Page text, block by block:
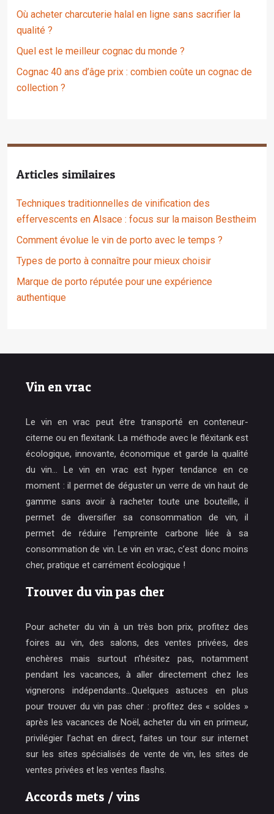
Où acheter charcuterie halal en ligne sans sacrifier la
qualité ?
Quel est le meilleur cognac du monde ?
Cognac 40 ans d’âge prix : combien coûte un cognac de
collection ?
Articles similaires
Techniques traditionnelles de vinification des
effervescents en Alsace : focus sur la maison Bestheim
Comment évolue le vin de porto avec le temps ?
Types de porto à connaître pour mieux choisir
Marque de porto réputée pour une expérience
authentique
Vin en vrac
Le vin en vrac peut être transporté en conteneur-
citerne ou en flexitank. La méthode avec le fléxitank est
écologique, innovante, économique et garde la qualité
du vin… Le vin en vrac est hyper tendance en ce
moment : il permet de déguster un verre de vin haut de
gamme sans avoir à racheter toute une bouteille, il
permet de diversifier sa consommation de vin, il
permet de réduire l’empreinte carbone liée à sa
consommation de vin. Le vin en vrac, c’est donc moins
cher, pratique et carrément écologique !
Trouver du vin pas cher
Pour acheter du vin à un très bon prix, profitez des
foires au vin, des salons, des ventes privées, des
enchères mais surtout n’hésitez pas, notamment
pendant les vacances, à aller directement chez les
vignerons indépendants…Quelques astuces en plus
pour trouver du vin pas cher : profitez des « soldes »
après les vacances de Noël, acheter du vin en primeur,
privilégier l’achat en direct, faites un tour sur internet
sur les sites spécialisés de vente de vin, les sites de
ventes privées et les ventes flashs.
Accords mets / vins